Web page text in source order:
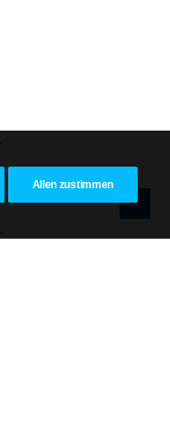
Allen zustimmen